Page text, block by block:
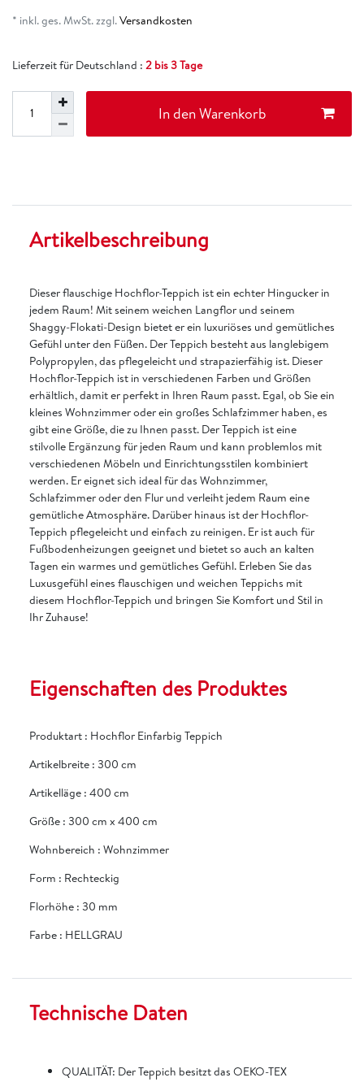
* inkl. ges. MwSt. zzgl.Versandkosten
Lieferzeit für Deutschland : 2 bis 3 Tage
In den Warenkorb
Artikelbeschreibung
Dieser flauschige Hochflor-Teppich ist ein echter Hingucker in
jedem Raum! Mit seinem weichen Langflor und seinem
Shaggy-Flokati-Design bietet er ein luxuriöses und gemütliches
Gefühl unter den Füßen. Der Teppich besteht aus langlebigem
Polypropylen, das pflegeleicht und strapazierfähig ist. Dieser
Hochflor-Teppich ist in verschiedenen Farben und Größen
erhältlich, damit er perfekt in Ihren Raum passt. Egal, ob Sie ein
kleines Wohnzimmer oder ein großes Schlafzimmer haben, es
gibt eine Größe, die zu Ihnen passt. Der Teppich ist eine
stilvolle Ergänzung für jeden Raum und kann problemlos mit
verschiedenen Möbeln und Einrichtungsstilen kombiniert
werden. Er eignet sich ideal für das Wohnzimmer,
Schlafzimmer oder den Flur und verleiht jedem Raum eine
gemütliche Atmosphäre. Darüber hinaus ist der Hochflor-
Teppich pflegeleicht und einfach zu reinigen. Er ist auch für
Fußbodenheizungen geeignet und bietet so auch an kalten
Tagen ein warmes und gemütliches Gefühl. Erleben Sie das
Luxusgefühl eines flauschigen und weichen Teppichs mit
diesem Hochflor-Teppich und bringen Sie Komfort und Stil in
Ihr Zuhause!
Eigenschaften des Produktes
Produktart : Hochflor Einfarbig Teppich
Artikelbreite : 300 cm
Artikelläge : 400 cm
Größe : 300 cm x 400 cm
Wohnbereich : Wohnzimmer
Form : Rechteckig
Florhöhe : 30 mm
Farbe : HELLGRAU
Technische Daten
QUALITÄT: Der Teppich besitzt das OEKO-TEX